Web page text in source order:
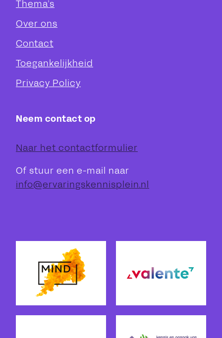
Thema’s
Over ons
Contact
Toegankelijkheid
Privacy Policy
Neem contact op
Naar het contactformulier
Of stuur een e-mail naar
info@ervaringskennisplein.nl